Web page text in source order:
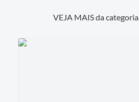
VEJA MAIS da categoria